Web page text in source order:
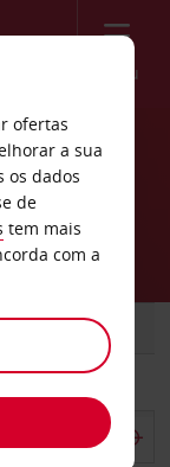
Menu
com
ofertas
a sua
os dados
de
tem mais
com a